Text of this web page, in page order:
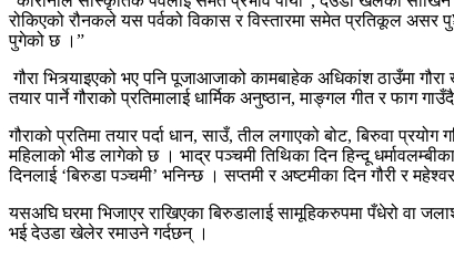
रोकिएको रौनकले यस पर्वको विकास र विस्तारमा समेत प्रतिकूल
पुगेको छ ।”
गौरा भित्र्याइएको भए पनि पूजाआजाको कामबाहेक अधिकांश ठाउँमा
तयार पार्ने गौराको प्रतिमालाई धार्मिक अनुष्ठान, माङ्गल गीत र फाग
गौराको प्रतिमा तयार पर्दा धान, साउँ, तील लगाएको बोट, बिरुवा
महिलाको भीड लागेको छ । भाद्र पञ्चमी तिथिका दिन हिन्दू
दिनलाई ‘बिरुडा पञ्चमी’ भनिन्छ । सप्तमी र अष्‍टमीका दिन गौरी र
यसअघि घरमा भिजाएर राखिएका बिरुडालाई सामूहिकरुपमा पँधेरो वा
भई देउडा खेलेर रमाउने गर्दछन् ।